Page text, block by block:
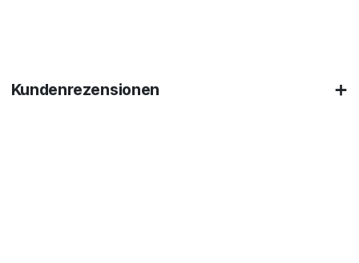
Kundenrezensionen